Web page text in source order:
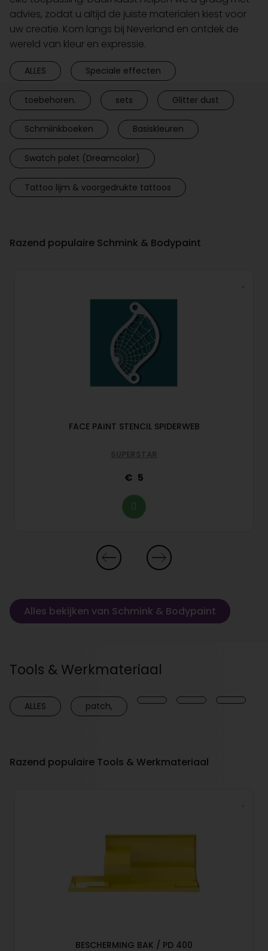
advies, zodat u altijd de juiste materialen kiest voor
uw creatie. Kom langs bij Neverland en ontdek de
wereld van kleur en expressie.
ALLES Speciale effecten
toebehoren. sets Glitter dust
Schmiinkboeken Basiskleuren
Swatch palet (Dreamcolor)
Tattoo lijm & voorgedrukte tattoos
Razend populaire Schmink & Bodypaint
FACE PAINT STENCIL SPIDERWEB
SUPERSTAR
5
Alles bekijken van Schmink & Bodypaint
Tools & Werkmateriaal
ALLES patch,
Razend populaire Tools & Werkmateriaal
BESCHERMING BAK / PD 400